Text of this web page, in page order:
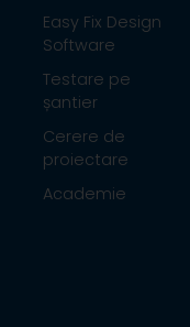
Easy Fix Design
Software
Testare pe
șantier
Cerere de
proiectare
Academie